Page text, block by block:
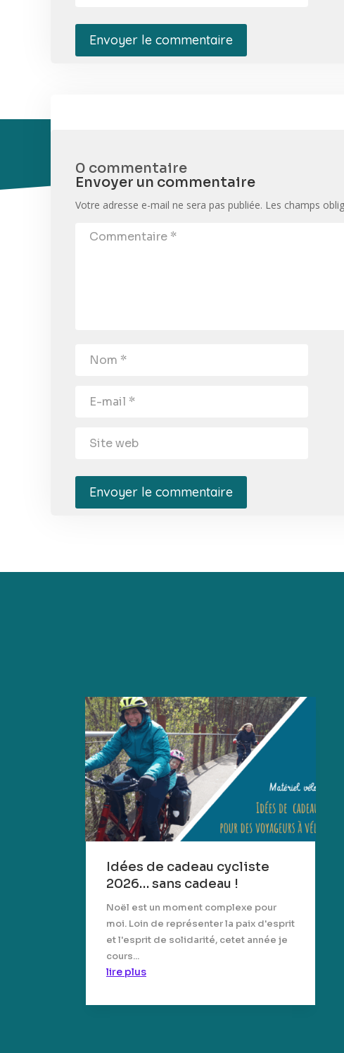
Envoyer le commentaire
0 commentaire
Envoyer un commentaire
Votre adresse e-mail ne sera pas publiée. Les champs
Envoyer le commentaire
Idées de cadeau cycliste
2026… sans cadeau !
Noël est un moment complexe pour
moi. Loin de représenter la paix d'esprit
et l'esprit de solidarité, cetet année je
cours...
lire plus